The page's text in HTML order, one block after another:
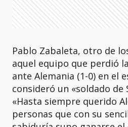
Pablo Zabaleta, otro de
aquel equipo que perdió
ante Alemania (1-0) en el
consideró un «soldado de
«Hasta siempre querido
personas que con su